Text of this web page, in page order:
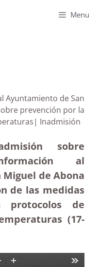
Menu
Ayuntamiento de San
prevención por la
Inadmisión
sobre
al
de Abona
de las medidas
protocolos de
(17-